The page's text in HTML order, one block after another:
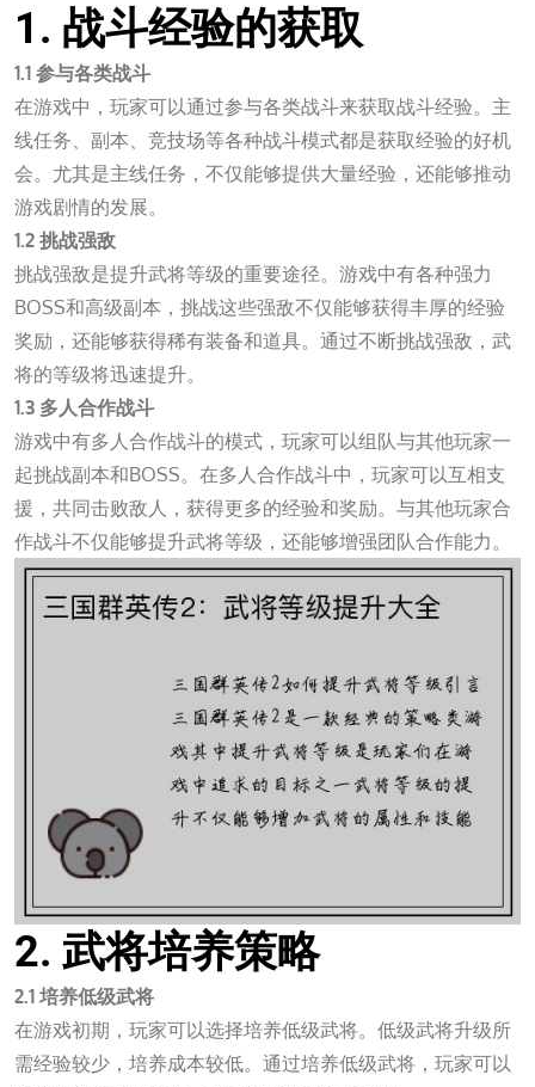
1. 战斗经验的获取
1.1 参与各类战斗
在游戏中，玩家可以通过参与各类战斗来获取战斗经验。主
线任务、副本、竞技场等各种战斗模式都是获取经验的好机
会。尤其是主线任务，不仅能够提供大量经验，还能够推动
游戏剧情的发展。
1.2 挑战强敌
挑战强敌是提升武将等级的重要途径。游戏中有各种强力
BOSS和高级副本，挑战这些强敌不仅能够获得丰厚的经验
奖励，还能够获得稀有装备和道具。通过不断挑战强敌，武
将的等级将迅速提升。
1.3 多人合作战斗
游戏中有多人合作战斗的模式，玩家可以组队与其他玩家一
起挑战副本和BOSS。在多人合作战斗中，玩家可以互相支
援，共同击败敌人，获得更多的经验和奖励。与其他玩家合
作战斗不仅能够提升武将等级，还能够增强团队合作能力。
2. 武将培养策略
2.1 培养低级武将
在游戏初期，玩家可以选择培养低级武将。低级武将升级所
需经验较少，培养成本较低。通过培养低级武将，玩家可以